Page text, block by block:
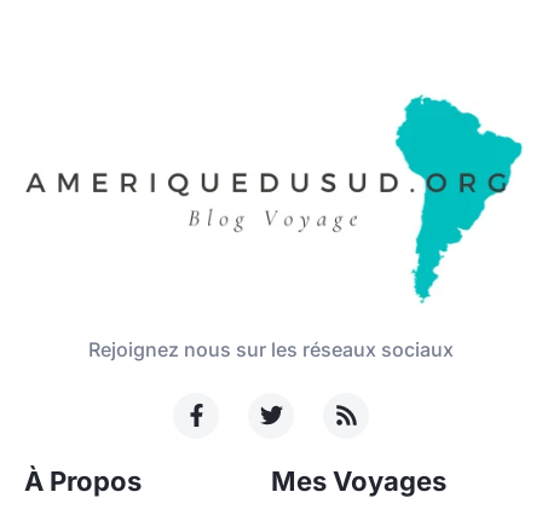
Rejoignez nous sur les réseaux sociaux
À Propos Mes Voyages